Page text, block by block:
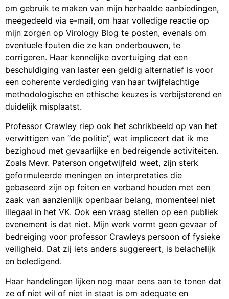
om gebruik te maken van mijn herhaalde aanbiedingen,
meegedeeld via e-mail, om haar volledige reactie op
mijn zorgen op Virology Blog te posten, evenals om
eventuele fouten die ze kan onderbouwen, te
corrigeren. Haar kennelijke overtuiging dat een
beschuldiging van laster een geldig alternatief is voor
een coherente verdediging van haar twijfelachtige
methodologische en ethische keuzes is verbijsterend en
duidelijk misplaatst.
Professor Crawley riep ook het schrikbeeld op van het
verwittigen van “de politie”, wat impliceert dat ik me
bezighoud met gevaarlijke en bedreigende activiteiten.
Zoals Mevr. Paterson ongetwijfeld weet, zijn sterk
geformuleerde meningen en interpretaties die
gebaseerd zijn op feiten en verband houden met een
zaak van aanzienlijk openbaar belang, momenteel niet
illegaal in het VK. Ook een vraag stellen op een publiek
evenement is dat niet. Mijn werk vormt geen gevaar of
bedreiging voor professor Crawleys persoon of fysieke
veiligheid. Dat zij iets anders suggereert, is belachelijk
en beledigend.
Haar handelingen lijken nog maar eens aan te tonen dat
ze of niet wil of niet in staat is om adequate en